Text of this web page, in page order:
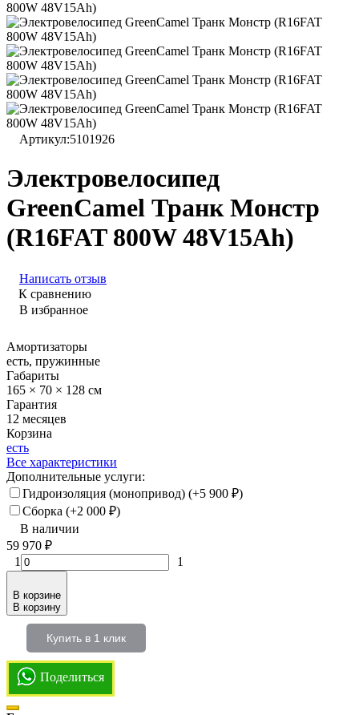
Артикул:5101926
Электровелосипед
GreenCamel Транк Монстр
(R16FAT 800W 48V15Ah)
Написать отзыв
К сравнению
В избранное
Амортизаторы
есть, пружинные
Габариты
165 × 70 × 128 см
Гарантия
12 месяцев
Корзина
есть
Все характеристики
Дополнительные услуги:
Гидроизоляция (монопривод) (+5 900 ₽)
Сборка (+2 000 ₽)
В наличии
59 970 ₽
1
1
В корзине
В корзину
Купить в 1 клик
Поделиться